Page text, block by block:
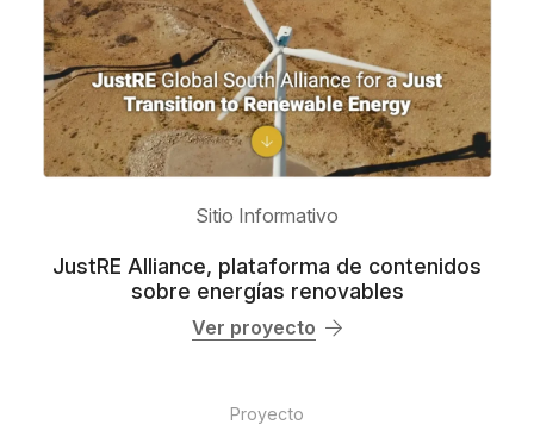
Sitio Informativo
JustRE Alliance, plataforma de contenidos
sobre energías renovables
Ver proyecto
Proyecto